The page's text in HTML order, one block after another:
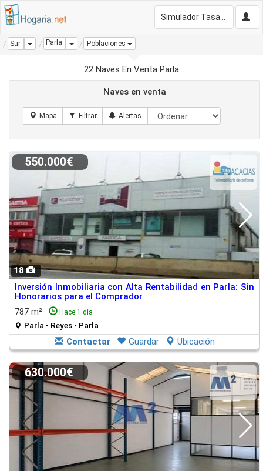
Sur Dropdown
Parla Dropdown
Poblaciones
22 Naves En Venta Parla
Naves en venta
18
550.000€
Inversión Inmobiliaria con Alta Rentabilidad en Parla: Sin
Honorarios para el Comprador
787 m²
Hace 1 día
Parla - Reyes - Parla
Contactar Guardar Ubicación
630.000€